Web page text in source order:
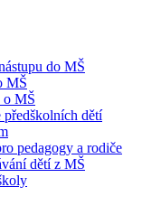
do MŠ
MŠ
o MŠ
předškolních dětí
pedagogy a rodiče
dětí z MŠ